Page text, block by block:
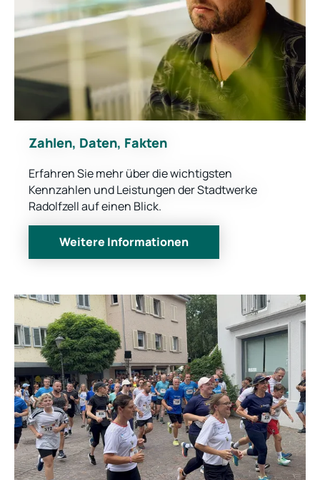
Zahlen, Daten, Fakten
Erfahren Sie mehr über die wichtigsten
Kennzahlen und Leistungen der Stadtwerke
Radolfzell auf einen Blick.
Weitere Informationen